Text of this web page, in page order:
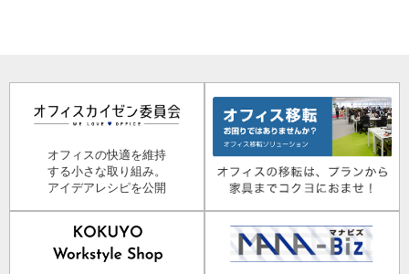
オフィスの快適を維持
する小さな取り組み。
アイデアレシピを公開